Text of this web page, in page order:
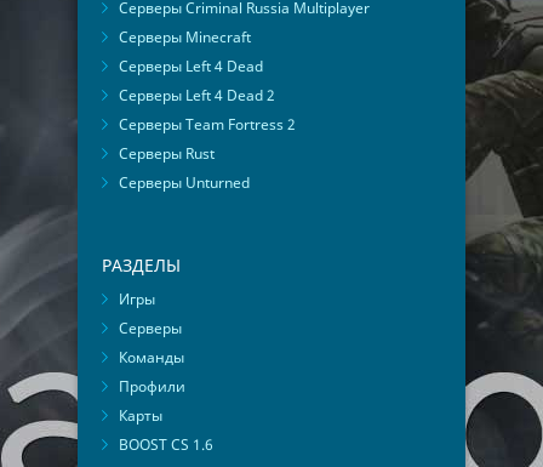
Серверы Criminal Russia Multiplayer
Серверы Minecraft
Серверы Left 4 Dead
Серверы Left 4 Dead 2
Серверы Team Fortress 2
Серверы Rust
Серверы Unturned
РАЗДЕЛЫ
Игры
Серверы
Команды
Профили
Карты
BOOST CS 1.6